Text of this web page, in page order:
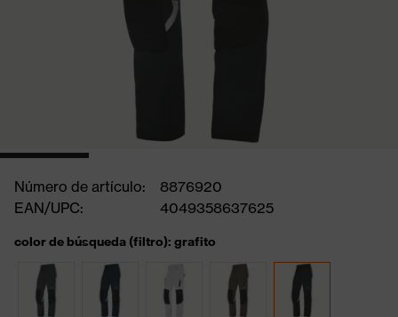
Número de artículo:
8876920
EAN/UPC:
4049358637625
color de búsqueda (filtro): grafito